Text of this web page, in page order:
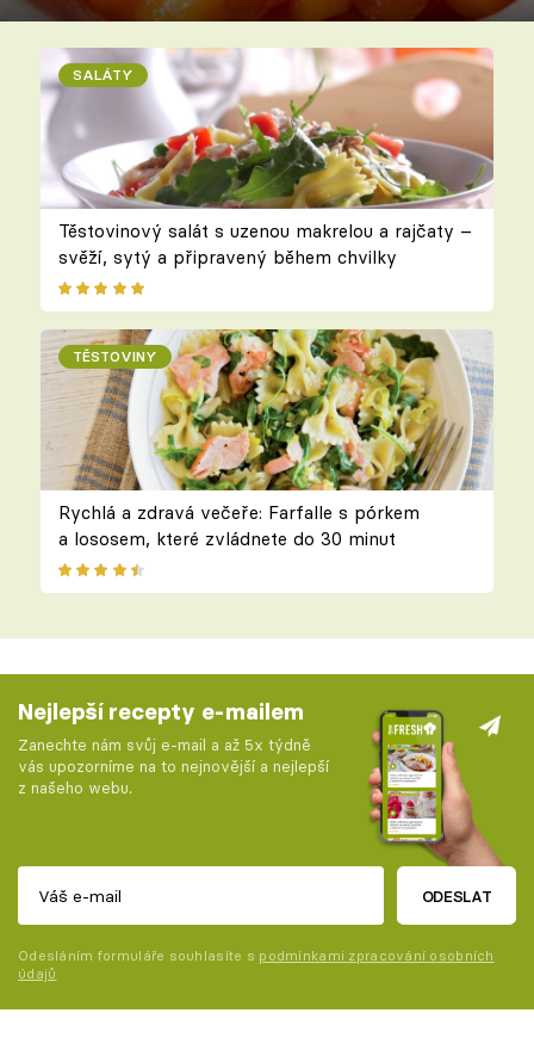
SALÁTY
Těstovinový salát s uzenou makrelou a rajčaty –
svěží, sytý a připravený během chvilky
TĚSTOVINY
Rychlá a zdravá večeře: Farfalle s pórkem
a lososem, které zvládnete do 30 minut
Nejlepší recepty e-mailem
Zanechte nám svůj e-mail a až 5x týdně
vás upozorníme na to nejnovější a nejlepší
z našeho webu.
ODESLAT
Odesláním formuláře souhlasíte s podmínkami zpracování osobních
údajů